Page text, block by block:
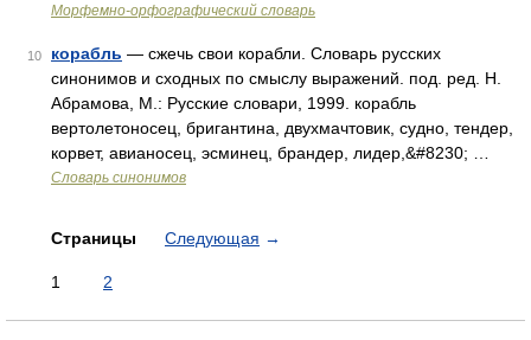
Морфемно-орфографический словарь
10 корабль — сжечь свои корабли. Словарь русских
синонимов и сходных по смыслу выражений. под. ред. Н.
Абрамова, М.: Русские словари, 1999. корабль
вертолетоносец, бригантина, двухмачтовик, судно, тендер,
корвет, авианосец, эсминец, брандер, лидер,&#8230; …
Словарь синонимов
Страницы Следующая →
1 2